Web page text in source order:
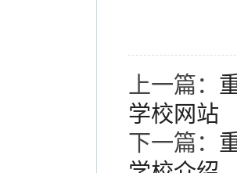
上一篇：
学校网站
下一篇：